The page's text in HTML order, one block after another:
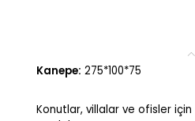
Kanepe: 275*100*75
Konutlar, villalar ve ofisler için